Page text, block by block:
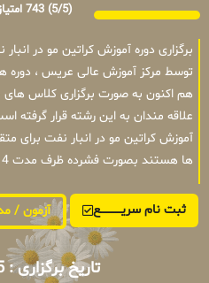
(5/5) 743 امتیاز
برگزاری دوره آموزش کراتین مو در
توسط مرکز آموزش عالی عریس ، دوره
هم اکنون به صورت برگزاری کلاس
علاقه مندان به این رشته قرار
آموزش کراتین مو در انبار نفت برای
ها هستند بصورت فشرده ظرف مدت 4 الی 6 روز در تهران برگزار میشوند .
ثبت نام سریــــــــــــع آزمون /
تاریخ برگزاری : 1405/05/15